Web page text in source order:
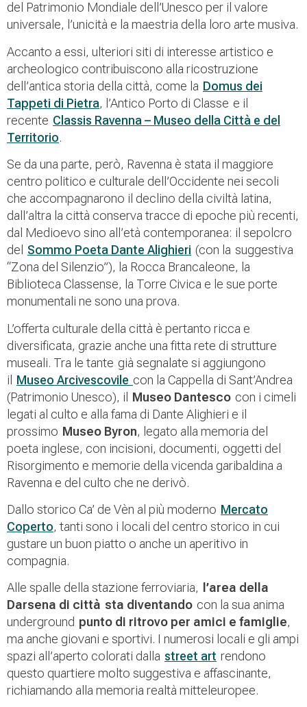
del Patrimonio Mondiale dell’Unesco per il valore
universale, l’unicità e la maestria della loro arte musiva.
Accanto a essi, ulteriori siti di interesse artistico e
archeologico contribuiscono alla ricostruzione
dell’antica storia della città, come la Domus dei
Tappeti di Pietra, l’Antico Porto di Classe e il
recente Classis Ravenna – Museo della Città e del
Territorio.
Se da una parte, però, Ravenna è stata il maggiore
centro politico e culturale dell’Occidente nei secoli
che accompagnarono il declino della civiltà latina,
dall’altra la città conserva tracce di epoche più recenti,
dal Medioevo sino all’età contemporanea: il sepolcro
del Sommo Poeta Dante Alighieri (con la suggestiva
“Zona del Silenzio”), la Rocca Brancaleone, la
Biblioteca Classense, la Torre Civica e le sue porte
monumentali ne sono una prova.
L’offerta culturale della città è pertanto ricca e
diversificata, grazie anche una fitta rete di strutture
museali. Tra le tante già segnalate si aggiungono
il Museo Arcivescovile con la Cappella di Sant’Andrea
(Patrimonio Unesco), il Museo Dantesco con i cimeli
legati al culto e alla fama di Dante Alighieri e il
prossimo Museo Byron, legato alla memoria del
poeta inglese, con incisioni, documenti, oggetti del
Risorgimento e memorie della vicenda garibaldina a
Ravenna e del culto che ne derivò.
Dallo storico Ca’ de Vèn al più moderno Mercato
Coperto, tanti sono i locali del centro storico in cui
gustare un buon piatto o anche un aperitivo in
compagnia.
Alle spalle della stazione ferroviaria,
l’area della
Darsena di città sta diventando con la sua anima
underground punto di ritrovo per amici e famiglie,
ma anche giovani e sportivi. I numerosi locali e gli ampi
spazi all’aperto colorati dalla street art rendono
questo quartiere molto suggestiva e affascinante,
richiamando alla memoria realtà mitteleuropee.